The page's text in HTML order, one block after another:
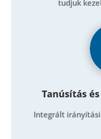
tudjuk
Tanúsítás
Integrált irányítási